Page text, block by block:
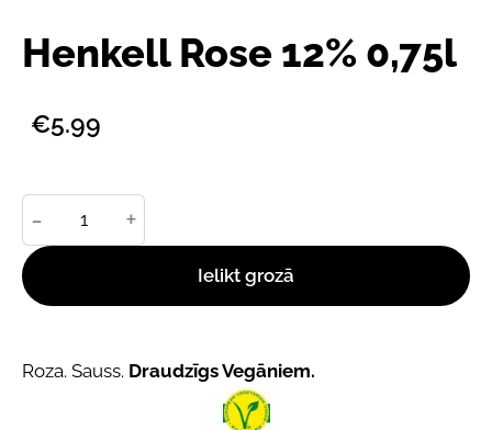
Henkell Rose 12% 0,75l
€5.99
- +
Ielikt grozā
Roza. Sauss. Draudzīgs Vegāniem.